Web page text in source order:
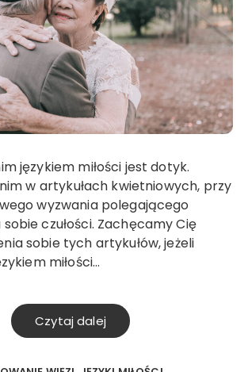
w artykułach kwietniowych, przy
wyzwania polegającego
czułości. Zachęcamy Cię
sobie tych artykułów, jeżeli
miłości…
Czytaj dalej